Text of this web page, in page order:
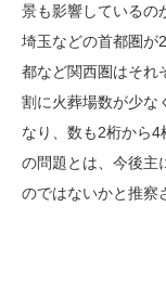
景も影響しているの
埼玉などの首都圏が
都など関西圏はそれ
割に火葬場数が少な
なり、数も2桁から
の問題とは、今後主
のではないかと推察